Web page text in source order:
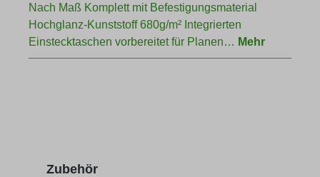
Nach Maß Komplett mit Befestigungsmaterial
Hochglanz-Kunststoff 680g/m² Integrierten
Einstecktaschen vorbereitet für Planen… Mehr
Produktgalerie überspringen
Zubehör